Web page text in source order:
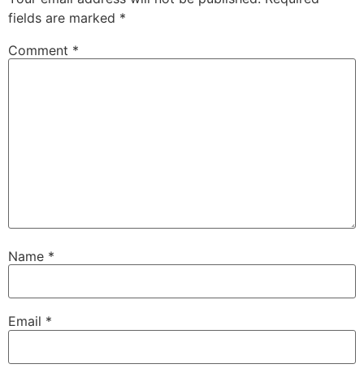
fields are marked *
Comment *
Name *
Email *